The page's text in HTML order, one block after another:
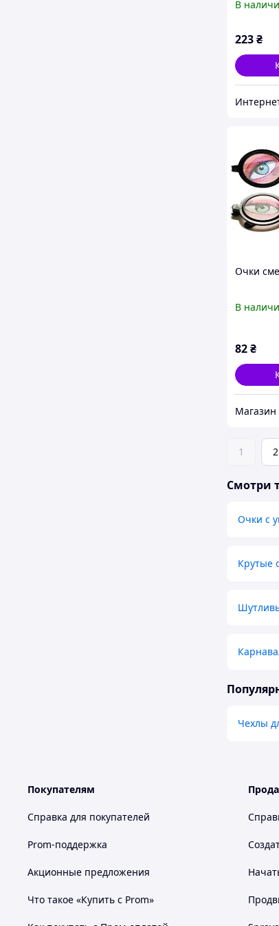
В
223₴
Очки
В
82₴
1 2
Смотри
Очки с
Крутые
Чехлы
Покупателям
Справка для покупателей
Prom-поддержка
Акционные предложения
Что такое «Купить с Prom»